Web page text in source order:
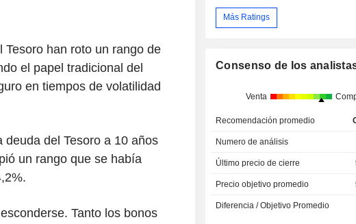
han roto un rango de
el papel tradicional del
en tiempos de volatilidad
del Tesoro a 10 años
un rango que se había
Tanto los bonos
Más Ratings
Consenso de los
Venta
Recomendación promedio
Numero de análisis
Último precio de cierre
Precio objetivo promedio
Diferencia / Objetivo Promedio